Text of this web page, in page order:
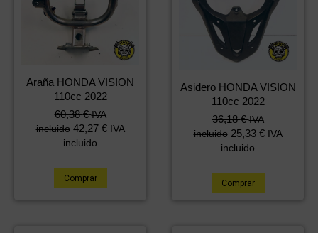
Araña HONDA VISION
110cc 2022
60,38€ IVA
incluido 42,27 € IVA
incluido
Comprar
Asidero HONDA VISION
110cc 2022
36,18€ IVA
incluido 25,33 € IVA
incluido
Comprar